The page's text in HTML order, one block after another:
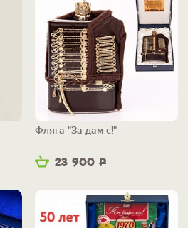
23 900 Р
Фляга "За дам-с!"